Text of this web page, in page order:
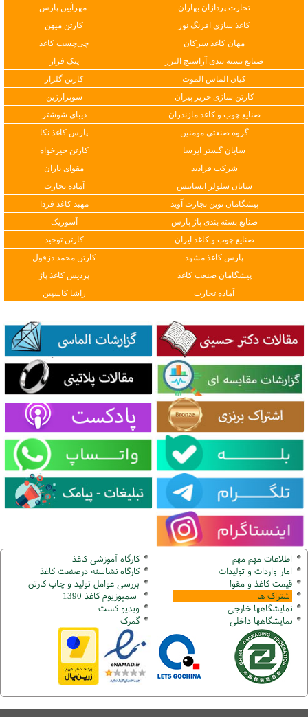
تجارت پردازان بهاران
مهرآیین پارس
کاغذ سازی افرنگ نور
کارتن میهن
مهان کاغذ سرکان
چی‌چست کاغذ
صنایع بسته بندی آراسنج البرز
پیک فراز
کیان الماس الموت
کارتن گلزار
کارتن سازی حریر پیران
سوپرارزین
صنایع چوب و کاغذ مازندران
دیبای شوشتر
گروه صنعتی مومنین
پارس کاغذ نکا
سایان گستر ایرسا
کارتن خیرخواه
شرکت فرادید
مقوای یاران
سایان سلولز ایساتیس
آماده تجارت
پیشگامان نوین تجارت آوید
مهبد کاغذ فردا
صنایع بسته بندی پاژ پارس
آسوریک
صنایع چوب و کاغذ ایران
کارتن توحید
پارس کاغذ مشهد
کارتن محمد دزفول
پیشگامان صنعت کاغذ
پردیس کاغذ پاژ
آماده تجارت
راشا کاسپین
اطلاعات مهم مهم
امار واردات و تولیدات
قیمت کاغذ و مقوا
اشتراک ها
نمایشگاهها خارجی
نمایشگاهها داخلی
کارگاه آموزشی کاغذ
کارگاه نشاسته درصنعت کاغذ
بررسی عوامل تولید و چاپ کارتن
سمپوزیوم کاغذ 1390
ویدیو کست
گمرک